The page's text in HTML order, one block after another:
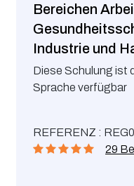
Bereichen
Industrie und
Diese Schulung ist
Sprache verfügbar
REFERENZ :
29